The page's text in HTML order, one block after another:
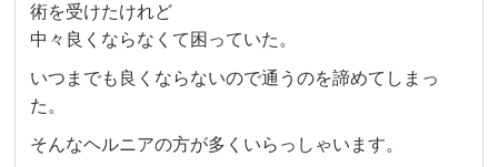
術を受けたけれど
中々良くならなくて困っていた。
いつまでも良くならないので通うのを諦めてしまっ
た。
そんなヘルニアの方が多くいらっしゃいます。